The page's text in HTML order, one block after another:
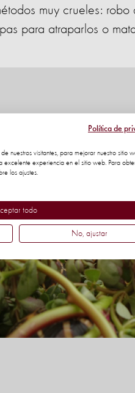
muy crueles:
para atraparlos o
Política de
nuestros visitantes, para mejorar nuestro sitio
excelente experiencia en el sitio web. Para
los ajustes.
todo
No, ajustar